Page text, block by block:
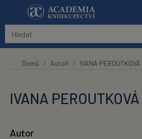
Přeskočit na hlavní obsah
Domů Autoři IVANA PEROUTKOVÁ
IVANA PEROUTKOVÁ
Autor